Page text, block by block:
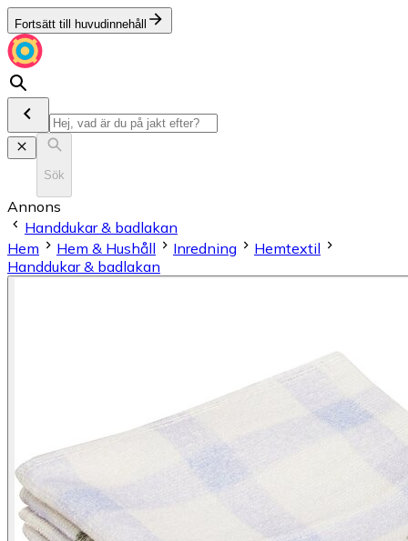
Fortsätt till huvudinnehåll
Sök
Annons
Handdukar & badlakan
Hem
Hem & Hushåll Inredning
Hemtextil
Handdukar & badlakan